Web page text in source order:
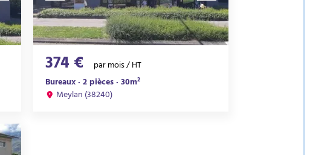
374 €
par mois / HT
Bureaux · 2 pièces · 30m²
Meylan (38240)